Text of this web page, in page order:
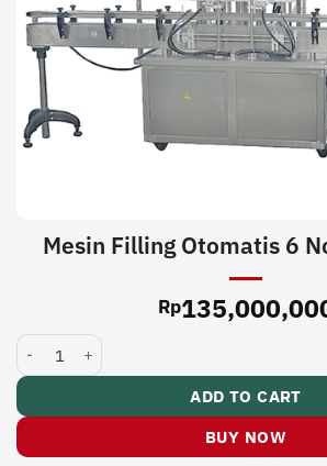
Mesin Filling Otomatis 6
Rp
Mesin Filling Otomatis 6 Nozzle ZY-06
ADD TO CART
BUY NOW